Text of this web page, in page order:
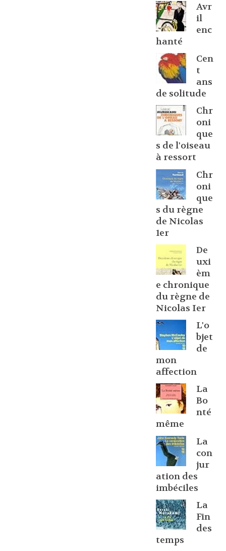
Avr
il
enc
hanté
Cen
t
ans
de solitude
Chr
oni
que
s de l'oiseau
à ressort
Chr
oni
que
s du règne
de Nicolas
1er
De
uxi
èm
e chronique
du règne de
Nicolas Ier
L'o
bjet
de
mon
affection
La
Bo
nté
même
La
con
jur
ation des
imbéciles
La
Fin
des
temps